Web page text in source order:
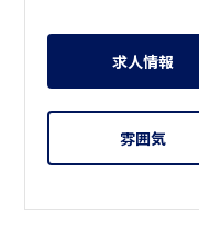
求人情報
雰囲気